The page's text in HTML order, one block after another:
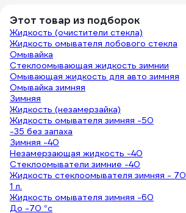
Этот товар из подборок
Жидкость (очистители стекла)
Жидкость омывателя лобового стекла
Омывайка
Стеклоомывающая жидкость зимнии
Омывающая жидкость для авто зимняя
Омывайка зимняя
Зимняя
Жидкость (незамерзайка)
Жидкость омывателя зимняя -50
-35 без запаха
Зимняя -40
Незамерзающая жидкость -40
Стеклоомыватели зимние -40
Жидкость стеклоомывателя зимняя - 70
1 л.
Жидкость омывателя зимняя -60
До -70 °с